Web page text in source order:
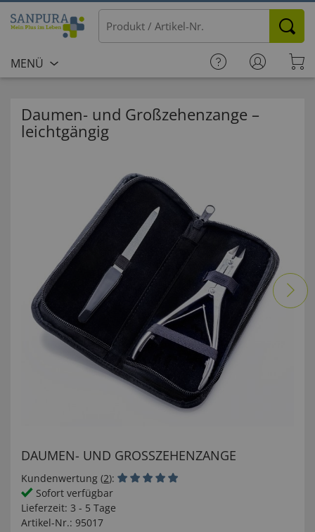
MENÜ
Daumen- und Großzehenzange –
leichtgängig
DAUMEN- UND GROSSZEHENZANGE
Kundenwertung (2):
Sofort verfügbar
Lieferzeit: 3 - 5 Tage
Artikel-Nr.: 95017